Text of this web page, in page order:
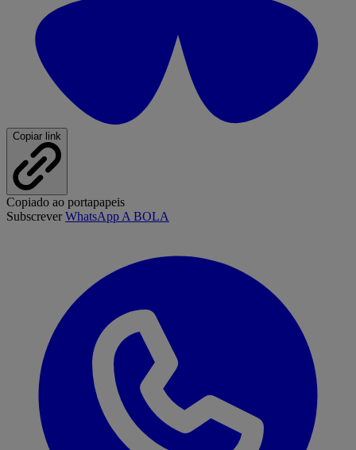
Copiar link
Copiado ao portapapeis
SubscreverWhatsApp A BOLA